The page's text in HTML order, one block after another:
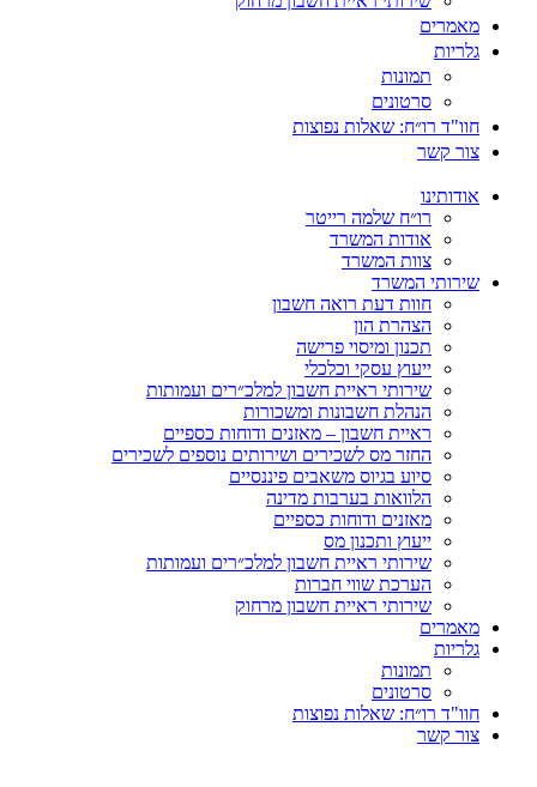
מאמרים
גלריות
תמונות
סרטונים
חוו"ד רו״ח: שאלות נפוצות
צור קשר
אודותינו
רו״ח שלמה רייטר
אודות המשרד
צוות המשרד
שירותי המשרד
חוות דעת רואה חשבון
הצהרת הון
תכנון ומיסוי פרישה
ייעוץ עסקי וכלכלי
שירותי ראיית חשבון למלכ״רים ועמותות
הנהלת חשבונות ומשכורות
ראיית חשבון – מאזנים ודוחות כספיים
החזר מס לשכירים ושירותים נוספים לשכירים
סיוע בגיוס משאבים פיננסיים
הלוואות בערבות מדינה
מאזנים ודוחות כספיים
ייעוץ ותכנון מס
שירותי ראיית חשבון למלכ״רים ועמותות
הערכת שווי חברות
שירותי ראיית חשבון מרחוק
מאמרים
גלריות
תמונות
סרטונים
חוו"ד רו״ח: שאלות נפוצות
צור קשר